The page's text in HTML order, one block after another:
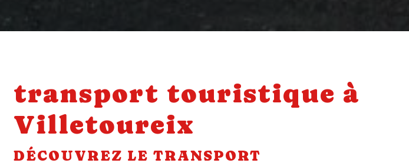
transport touristique à
Villetoureix
DÉCOUVREZ LE TRANSPORT